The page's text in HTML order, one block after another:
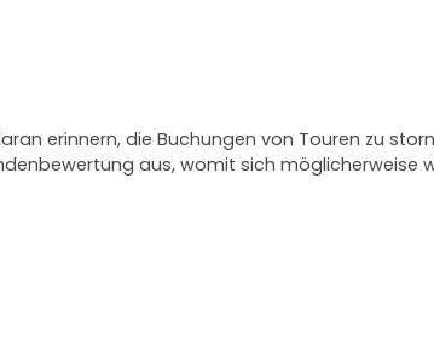
erinnern, die Buchungen von Touren zu
aus, womit sich möglicherweise